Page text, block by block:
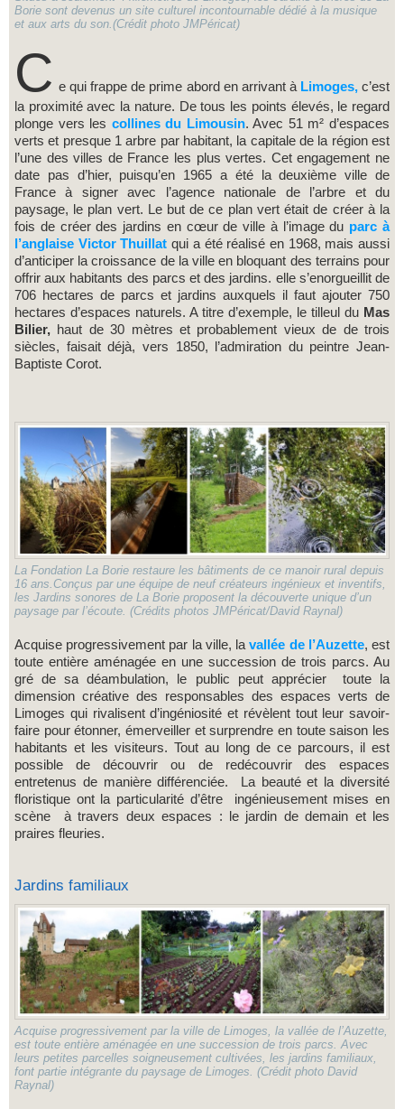
Borie sont devenus un site culturel incontournable dédié à la musique
et aux arts du son.(Crédit photo JMPéricat)
C e qui frappe de prime abord en arrivant à Limoges,c’est
la proximité avec la nature. De tous les points élevés, le regard
plonge vers les collines du Limousin. Avec 51 m² d’espaces
verts et presque 1 arbre par habitant, la capitale de la région est
l’une des villes de France les plus vertes. Cet engagement ne
date pas d’hier, puisqu’en 1965 a été la deuxième ville de
France à signer avec l’agence nationale de l’arbre et du
paysage, le plan vert. Le but de ce plan vert était de créer à la
fois de créer des jardins en cœur de ville à l’image du parc à
l’anglaise Victor Thuillatqui a été réalisé en 1968, mais aussi
d’anticiper la croissance de la ville en bloquant des terrains pour
offrir aux habitants des parcs et des jardins. elle s’enorgueillit de
706 hectares de parcs et jardins auxquels il faut ajouter 750
hectares d’espaces naturels. A titre d’exemple, le tilleul du Mas
Bilier, haut de 30 mètres et probablement vieux de de trois
siècles, faisait déjà, vers 1850, l’admiration du peintre Jean-
Baptiste Corot.
La Fondation La Borie restaure les bâtiments de ce manoir rural depuis
16 ans.Conçus par une équipe de neuf créateurs ingénieux et inventifs,
les Jardins sonores de La Borie proposent la découverte unique d’un
paysage par l’écoute. (Crédits photos JMPéricat/David Raynal)
Acquise progressivement par la ville, la vallée de l’Auzette, est
toute entière aménagée en une succession de trois parcs. Au
gré de sa déambulation, le public peut apprécier toute la
dimension créative des responsables des espaces verts de
Limoges qui rivalisent d’ingéniosité et révèlent tout leur savoir-
faire pour étonner, émerveiller et surprendre en toute saison les
habitants et les visiteurs. Tout au long de ce parcours, il est
possible de découvrir ou de redécouvrir des espaces
entretenus de manière différenciée. La beauté et la diversité
floristique ont la particularité d’être ingénieusement mises en
scène à travers deux espaces : le jardin de demain et les
praires fleuries.
Jardins familiaux
Acquise progressivement par la ville de Limoges, la vallée de l’Auzette,
est toute entière aménagée en une succession de trois parcs. Avec
leurs petites parcelles soigneusement cultivées, les jardins familiaux,
font partie intégrante du paysage de Limoges. (Crédit photo David
Raynal)